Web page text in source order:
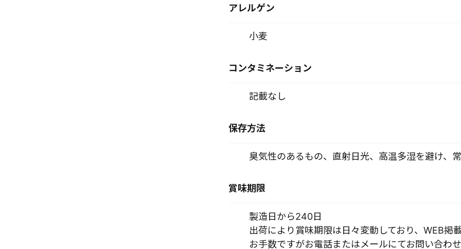
アレルゲン
小麦
コンタミネーション
記載なし
保存方法
臭気性のあるもの、直射日光、高温多湿を避け、
賞味期限
製造日から240日
出荷により賞味期限は日々変動しており、WEB掲
お手数ですがお電話またはメールにてお問い合わ